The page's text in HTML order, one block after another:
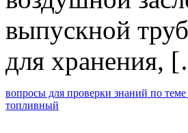
выпускной
для хранения,
вопросы для проверки знаний по
топливный